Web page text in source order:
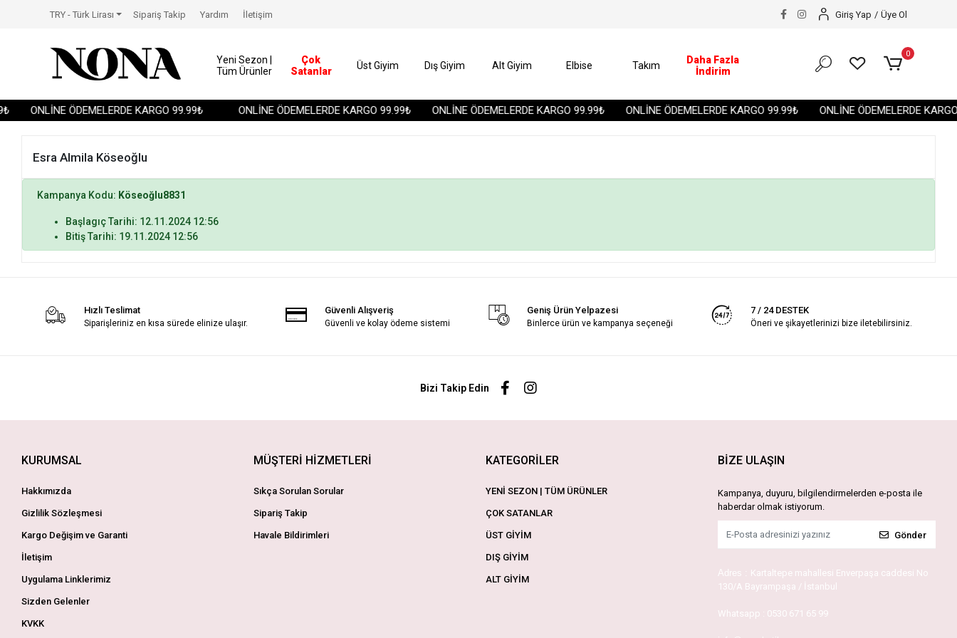
ONLİNE ÖDEMELERDE KARGO 99.99₺ ONLİNE ÖDEMELERDE KARGO 99.99₺ ONLİNE ÖDEMELERDE KARGO 99.99₺ ONLİNE ÖDEMELERDE KARGO 99.99₺ ONLİNE ÖDEMELERDE
TRY - Türk Lirası Sipariş Takip Yardım İletişim Giriş Yap / Üye Ol
Yeni Sezon |
Tüm Ürünler
Çok
Satanlar
Üst Giyim Dış Giyim Alt Giyim Elbise Takım
Daha Fazla
İndirim
0
Esra Almila Köseoğlu
Kampanya Kodu: Köseoğlu8831
Başlagıç Tarihi: 12.11.2024 12:56
Bitiş Tarihi: 19.11.2024 12:56
Hızlı Teslimat
Siparişleriniz en kısa sürede elinize ulaşır.
Güvenli Alışveriş
Güvenli ve kolay ödeme sistemi
Geniş Ürün Yelpazesi
Binlerce ürün ve kampanya seçeneği
7 / 24 DESTEK
Öneri ve şikayetlerinizi bize iletebilirsiniz.
Bizi Takip Edin
KURUMSAL
Hakkımızda
Gizlilik Sözleşmesi
Kargo Değişim ve Garanti
İletişim
Uygulama Linklerimiz
Sizden Gelenler
KVKK
MÜŞTERİ HİZMETLERİ
Sıkça Sorulan Sorular
Sipariş Takip
Havale Bildirimleri
KATEGORİLER
YENİ SEZON | TÜM ÜRÜNLER
ÇOK SATANLAR
ÜST GİYİM
DIŞ GİYİM
ALT GİYİM
BİZE ULAŞIN
Kampanya, duyuru, bilgilendirmelerden e-posta ile
haberdar olmak istiyorum.
Gönder
Adres : Kartaltepe mahallesi Enverpaşa caddesi No
130/A Bayrampaşa / İstanbul
Whatsapp : 0530 671 65 99